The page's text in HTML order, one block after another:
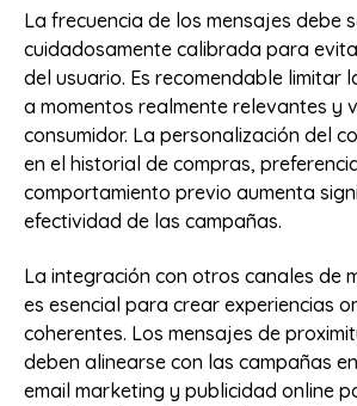
La frecuencia de los mensajes debe
cuidadosamente calibrada para
del usuario. Es recomendable limitar
a momentos realmente relevantes y
consumidor. La personalización del
en el historial de compras,
comportamiento previo aumenta
efectividad de las campañas.
La integración con otros canales de
es esencial para crear experiencias
coherentes. Los mensajes de
deben alinearse con las campañas
email marketing y publicidad online